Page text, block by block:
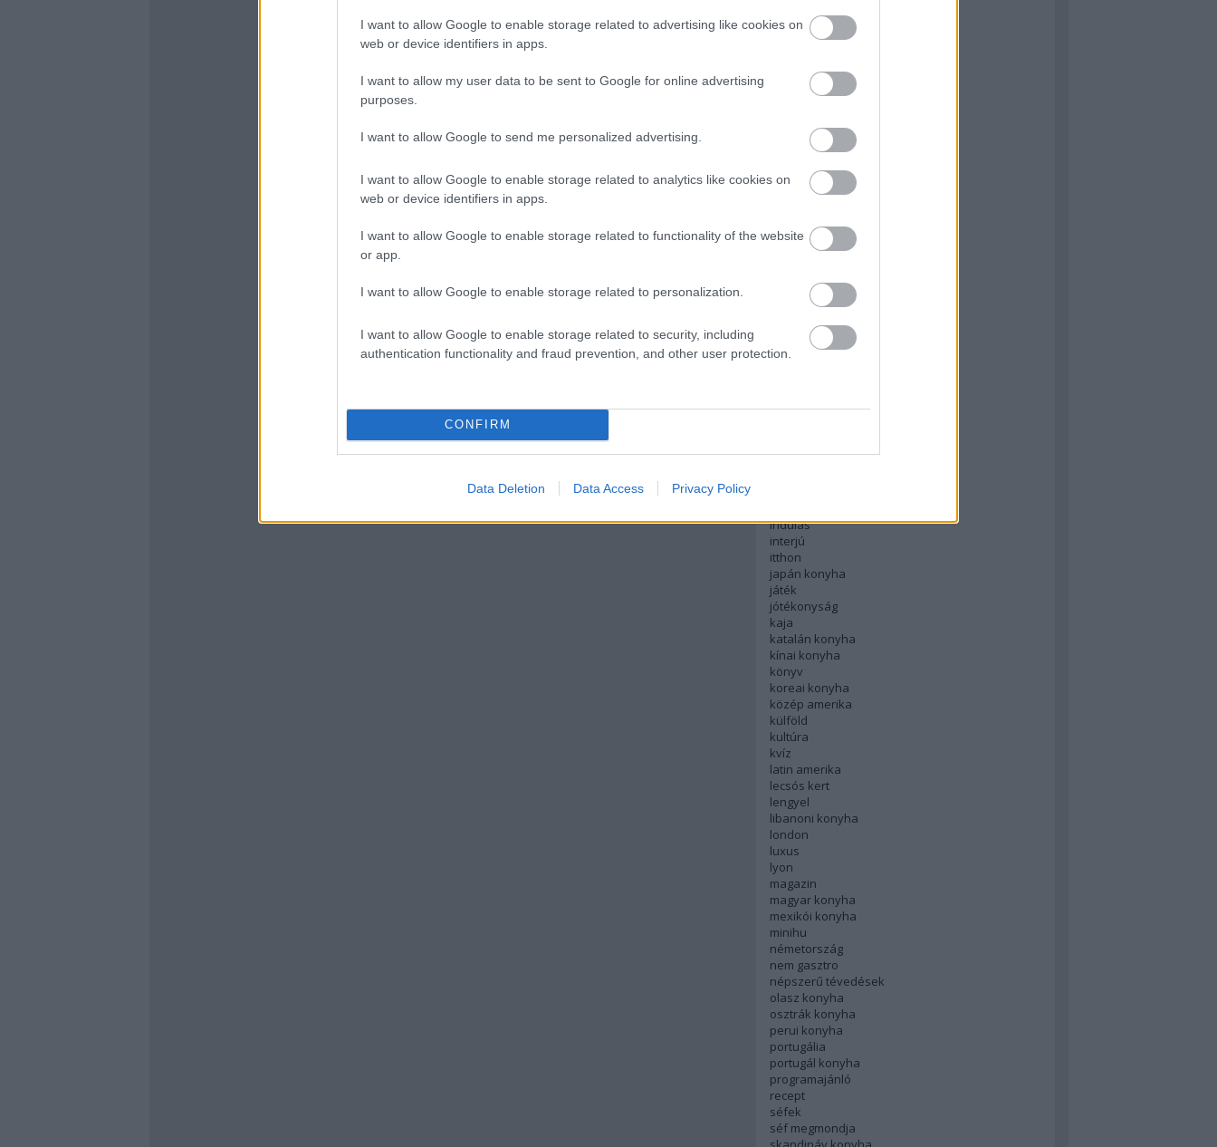
I want to allow Google to enable storage related to advertising like cookies on
web or device identifiers in apps.
I want to allow my user data to be sent to Google for online advertising
purposes.
I want to allow Google to send me personalized advertising.
I want to allow Google to enable storage related to analytics like cookies on
web or device identifiers in apps.
I want to allow Google to enable storage related to functionality of the website
or app.
I want to allow Google to enable storage related to personalization.
I want to allow Google to enable storage related to security, including
authentication functionality and fraud prevention, and other user protection.
CONFIRM
Data Deletion Data Access Privacy Policy
afrikai konyha
ázsiai konyha
baszk konyha
belgium
bocusedor
bocuse dor
dél amerika
English
északi konyha
francia konyha
holland konyha
indulás
interjú
itthon
japán konyha
játék
jótékonyság
kaja
katalán konyha
kínai konyha
könyv
koreai konyha
közép amerika
külföld
kultúra
kvíz
latin amerika
lecsós kert
lengyel
libanoni konyha
london
luxus
lyon
magazin
magyar konyha
mexikói konyha
minihu
németország
nem gasztro
népszerű tévedések
olasz konyha
osztrák konyha
perui konyha
portugália
portugál konyha
programajánló
recept
séfek
séf megmondja